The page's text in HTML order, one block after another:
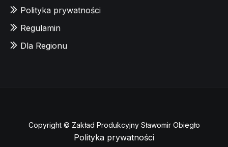
Polityka prywatności
Regulamin
Dla Regionu
Copyright © Zakład Produkcyjny Sławomir Obiegło
Polityka prywatności